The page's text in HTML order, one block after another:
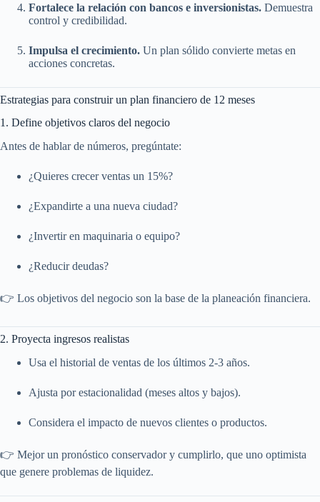
Fortalece la relación con bancos e inversionistas. Demuestra
control y credibilidad.
Impulsa el crecimiento. Un plan sólido convierte metas en
acciones concretas.
Estrategias para construir un plan financiero de 12 meses
1. Define objetivos claros del negocio
Antes de hablar de números, pregúntate:
¿Quieres crecer ventas un 15%?
¿Expandirte a una nueva ciudad?
¿Invertir en maquinaria o equipo?
¿Reducir deudas?
👉 Los objetivos del negocio son la base de la planeación financiera.
2. Proyecta ingresos realistas
Usa el historial de ventas de los últimos 2-3 años.
Ajusta por estacionalidad (meses altos y bajos).
Considera el impacto de nuevos clientes o productos.
👉 Mejor un pronóstico conservador y cumplirlo, que uno optimista
que genere problemas de liquidez.